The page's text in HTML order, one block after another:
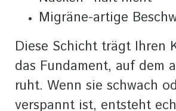
Migräne-artige
Diese Schicht trägt Ihren
das Fundament, auf dem
ruht. Wenn sie schwach
verspannt ist, entsteht